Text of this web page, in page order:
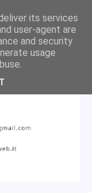
its services
user-agent are
and security
usage